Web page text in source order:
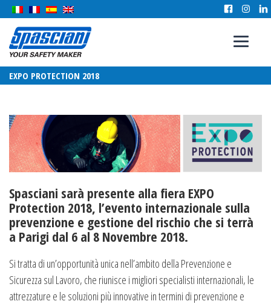
EXPO PROTECTION 2018
Spasciani sarà presente alla fiera EXPO
Protection 2018, l’evento internazionale sulla
prevenzione e gestione del rischio che si terrà
a Parigi dal 6 al 8 Novembre 2018.
Si tratta di un’opportunità unica nell’ambito della Prevenzione e
Sicurezza sul Lavoro, che riunisce i migliori specialisti internazionali, le
attrezzature e le soluzioni più innovative in termini di prevenzione e